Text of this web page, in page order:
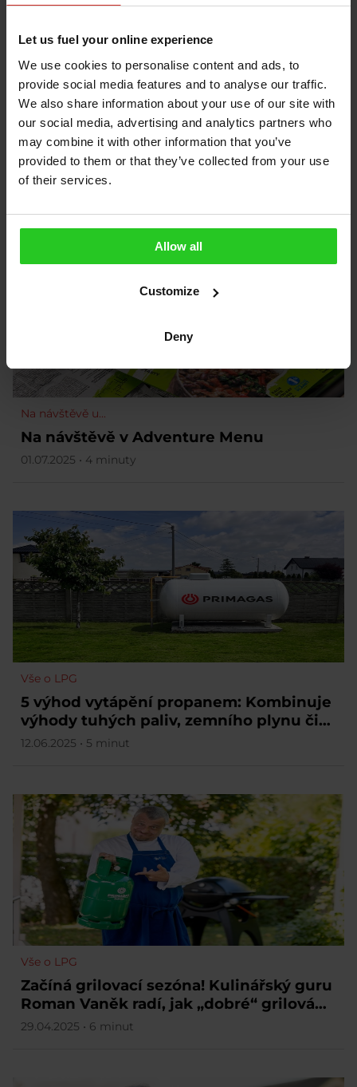
Let us fuel your online experience
We use cookies to personalise content and ads, to
provide social media features and to analyse our traffic.
We also share information about your use of our site with
our social media, advertising and analytics partners who
may combine it with other information that you’ve
provided to them or that they’ve collected from your use
of their services.
Allow all
Customize
Deny
Vše o LPG
Zákaz starých kotlů platí, ale lidé
výměnu odkládají. Léto je přitom ideální
čas
Na návštěvě u...
Na návštěvě v Adventure Menu
01.07.2025 • 4 minuty
Vše o LPG
5 výhod vytápění propanem: Kombinuje
výhody tuhých paliv, zemního plynu či
elektřiny
12.06.2025 • 5 minut
Vše o LPG
Začíná grilovací sezóna! Kulinářský guru
Roman Vaněk radí, jak „dobré“ grilování
proměnit na dokonalé
29.04.2025 • 6 minut